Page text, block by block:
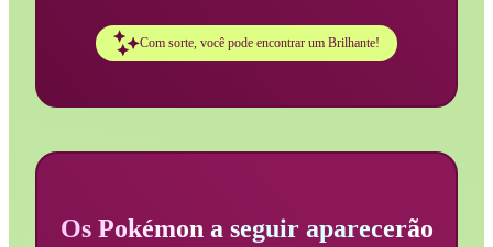
Com sorte, você pode encontrar um Brilhante!
Os Pokémon a seguir aparecerão